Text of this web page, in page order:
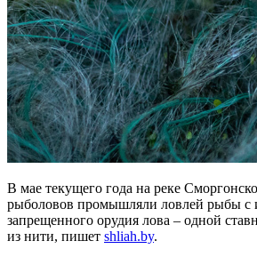
В мае текущего года на реке
рыболовов промышляли ловлей рыбы с
запрещенного орудия лова – одной
из нити, пишет shliah.by.